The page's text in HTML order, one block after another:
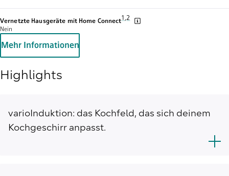
Vernetzte Hausgeräte mit Home ConnectFußnote 1: Wir stellen von Zeit zu Zeit
1 ,,Fußnote 2: Einige der gezeigten
2
Nein
Mehr Informationen
Highlights
varioInduktion: das Kochfeld, das sich deinem
Kochgeschirr anpasst.